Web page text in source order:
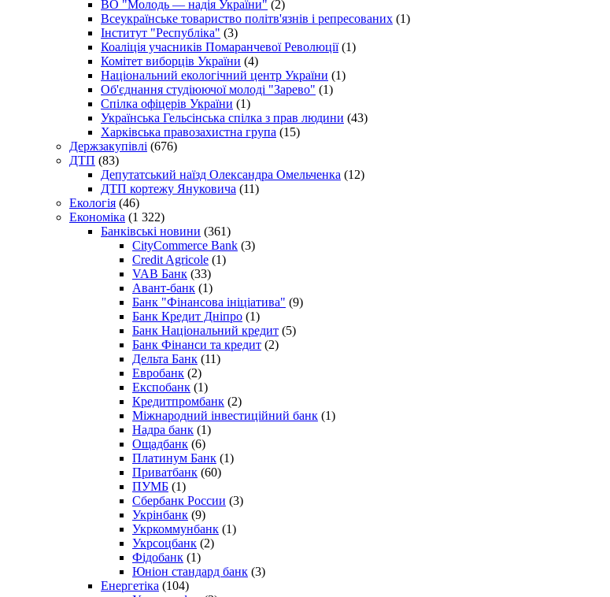
ВО "Молодь — надія України" (2)
Всеукраїнське товариство політв'язнів і репресованих (1)
Інститут "Республіка" (3)
Коаліція учасників Помаранчевої Революції(1)
Комітет виборців України (4)
Національний екологічний центр України (1)
Об'єднання студіюючої молоді "Зарево" (1)
Спілка офіцерів України (1)
Українська Гельсінська спілка з прав людини (43)
Харківська правозахистна група (15)
Держзакупівлі (676)
ДТП (83)
Депутатський наїзд Олександра Омельченка (12)
ДТП кортежу Януковича (11)
Екологія (46)
Економіка (1 322)
Банківські новини (361)
CityCommerce Bank (3)
Credit Agricole (1)
VAB Банк (33)
Авант-банк (1)
Банк "Фінансова ініціатива" (9)
Банк Кредит Дніпро (1)
Банк Національний кредит (5)
Банк Фінанси та кредит (2)
Дельта Банк (11)
Евробанк (2)
Експобанк (1)
Кредитпромбанк (2)
Міжнародний інвестиційний банк (1)
Надра банк (1)
Ощадбанк (6)
Платинум Банк (1)
Приватбанк (60)
ПУМБ (1)
Сбербанк России (3)
Укрінбанк (9)
Укркоммунбанк (1)
Укрсоцбанк (2)
Фідобанк (1)
Юніон стандард банк (3)
Енергетіка (104)